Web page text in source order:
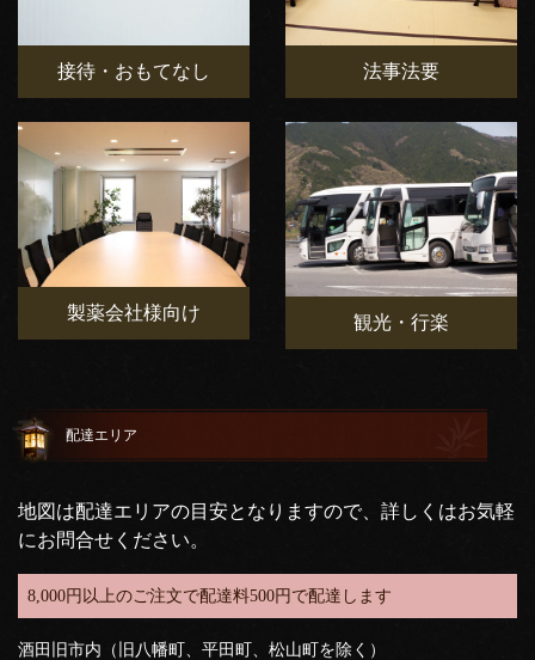
接待・おもてなし 法事法要
製薬会社様向け 観光・行楽
配達エリア
地図は配達エリアの目安となりますので、詳しくはお気軽
にお問合せください。
8,000円以上のご注文で配達料500円で配達します
酒田旧市内（旧八幡町、平田町、松山町を除く）